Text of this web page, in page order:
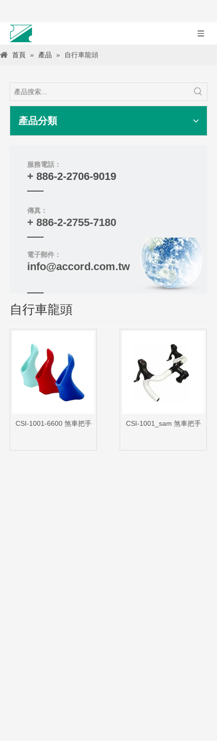
首頁 » 產品 » 自行車龍頭
產品分類
服務電話：
+ 886-2-2706-9019
傳真：
+ 886-2-2755-7180
電子郵件：
info@accord.com.tw
自行車龍頭
CSI-1001-6600 煞車把手 CSI-1001_sam 煞車把手